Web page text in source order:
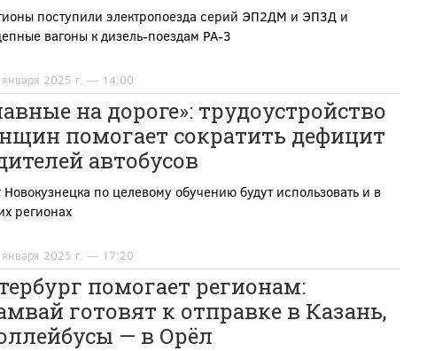
поступили электропоезда серий ЭП2ДМ и ЭП3Д и
вагоны к дизель-поездам РА-3
2025 г. — 14:00
на дороге»: трудоустройство
помогает сократить дефицит
автобусов
по целевому обучению будут использовать и в
регионах
2025 г. — 17:20
помогает регионам:
готовят к отправке в Казань,
— в Орёл